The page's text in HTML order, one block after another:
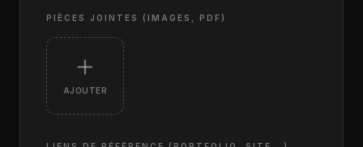
PIÈCES JOINTES (IMAGES, PDF)
AJOUTER